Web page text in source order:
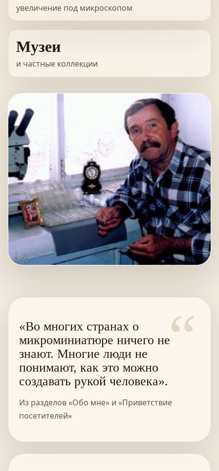
увеличение под микроскопом
Музеи
и частные коллекции
“
«Во многих странах о
микроминиатюре ничего не
знают. Многие люди не
понимают, как это можно
создавать рукой человека».
Из разделов «Обо мне» и «Приветствие
посетителей»